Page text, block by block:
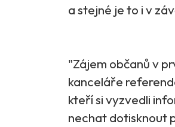
a stejné je to i v
"Zájem občanů v
kanceláře
kteří si vyzvedli
nechat dotisknout